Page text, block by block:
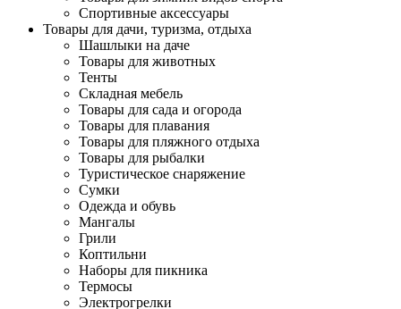
Спортивные аксессуары
Товары для дачи, туризма, отдыха
Шашлыки на даче
Товары для животных
Тенты
Складная мебель
Товары для сада и огорода
Товары для плавания
Товары для пляжного отдыха
Товары для рыбалки
Туристическое снаряжение
Сумки
Одежда и обувь
Мангалы
Грили
Коптильни
Наборы для пикника
Термосы
Электрогрелки